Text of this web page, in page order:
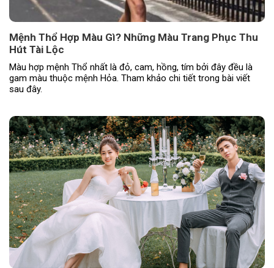
Mệnh Thổ Hợp Màu Gì? Những Màu Trang Phục Thu
Hút Tài Lộc
Màu hợp mệnh Thổ nhất là đỏ, cam, hồng, tím bởi đây đều là
gam màu thuộc mệnh Hỏa. Tham khảo chi tiết trong bài viết
sau đây.